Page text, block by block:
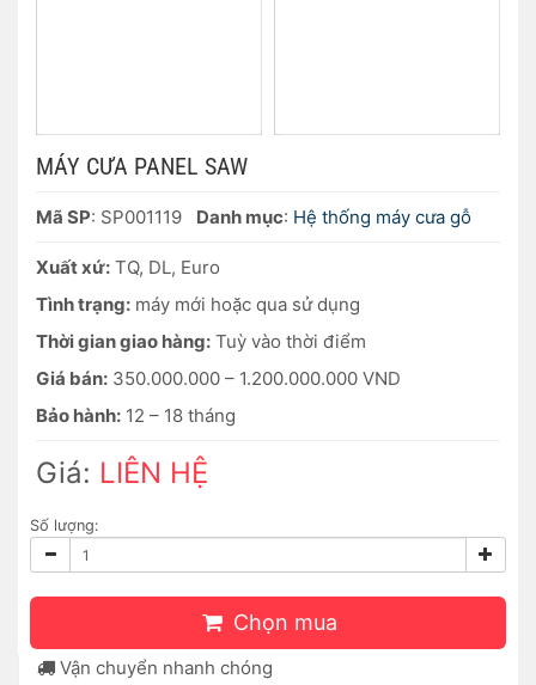
MÁY CƯA PANEL SAW
Mã SP: SP001119 Danh mục: Hệ thống máy cưa gỗ
Xuất xứ: TQ, DL, Euro
Tình trạng: máy mới hoặc qua sử dụng
Thời gian giao hàng: Tuỳ vào thời điểm
Giá bán: 350.000.000 – 1.200.000.000 VND
Bảo hành: 12 – 18 tháng
Giá: LIÊN HỆ
Số lượng:
Chọn mua
Vận chuyển nhanh chóng